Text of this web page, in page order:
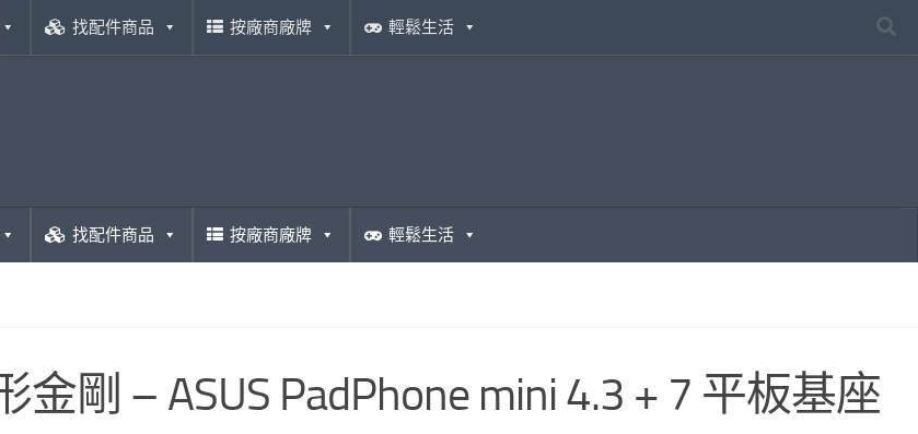
找配件商品 按廠商廠牌 輕鬆生活
找配件商品 按廠商廠牌 輕鬆生活
金剛 – ASUS PadPhone mini 4.3 + 7 平板基座